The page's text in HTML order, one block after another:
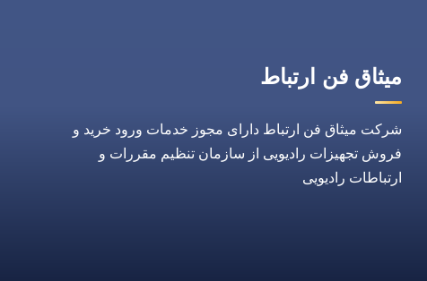
میثاق فن ارتباط
شرکت میثاق فن ارتباط دارای مجوز خدمات ورود خرید و
فروش تجهیزات رادیویی از سازمان تنظیم مقررات و
ارتباطات رادیویی